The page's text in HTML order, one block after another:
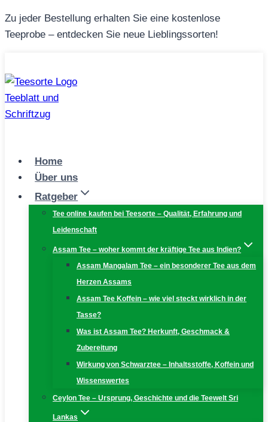
Zum
Inhalt
Zu jeder Bestellung erhalten Sie eine kostenlose
Teeprobe – entdecken Sie neue Lieblingssorten!
Home
Über uns
Ratgeber
Tee online kaufen bei Teesorte – Qualität, Erfahrung und
Leidenschaft
Assam Tee – woher kommt der kräftige Tee aus Indien?
Assam Mangalam Tee – ein besonderer Tee aus dem
Herzen Assams
Assam Tee Koffein – wie viel steckt wirklich in der
Tasse?
Was ist Assam Tee? Herkunft, Geschmack &
Zubereitung
Wirkung von Schwarztee – Inhaltsstoffe, Koffein und
Wissenswertes
Ceylon Tee – Ursprung, Geschichte und die Teewelt Sri
Lankas